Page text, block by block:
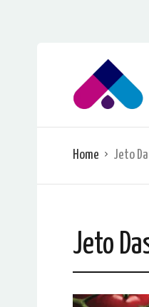
Home Jeto
Jeto